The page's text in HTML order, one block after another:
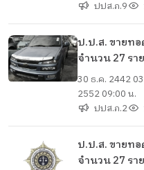
ปปส.ภ.9
ป.ป.ส. ขายท
จำนวน 27 รา
30 ธ.ค. 2442
2552 09:00 น.
ปปส.ภ.2
ป.ป.ส. ขายท
จำนวน 27 รา